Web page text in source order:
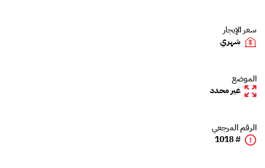
سعر الإيجار
شهري
الموضع
غير محدد
الرقم المرجعي
# 1018